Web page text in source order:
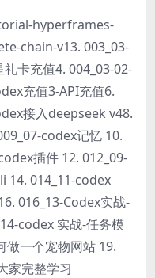
hyperframes-
chain-v13. 003_03-
卡充值4. 004_03-02-
充值3-API充值6.
接入deepseek v48.
codex记忆 10.
插件 12. 012_09-
14. 014_11-codex
016_13-Codex实战-
codex 实战-任务模
做一个宠物网站 19.
家完整学习